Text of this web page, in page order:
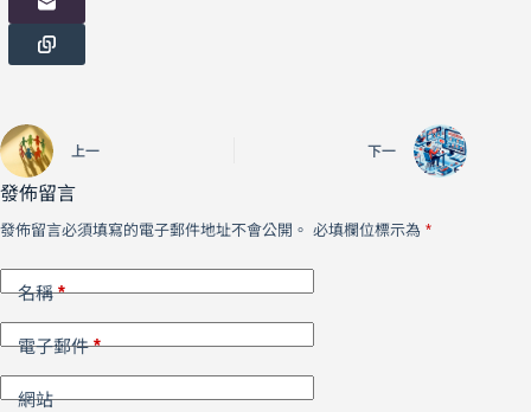
上一 下一
發佈留言
發佈留言必須填寫的電子郵件地址不會公開。 必填欄位標示為 *
名稱*
電子郵件*
網站